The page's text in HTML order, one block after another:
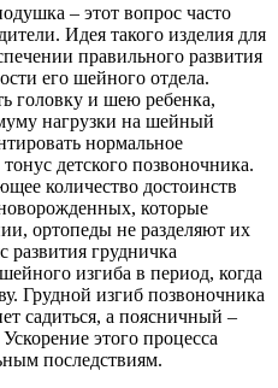
– этот вопрос часто
Идея такого изделия для
правильного развития
его шейного отдела.
головку и шею ребенка,
нагрузки на шейный
нормальное
детского позвоночника.
количество достоинств
которые
ортопеды не разделяют их
развития грудничка
изгиба в период, когда
Грудной изгиб позвоночника
садиться, а поясничный –
этого процесса
последствиям.